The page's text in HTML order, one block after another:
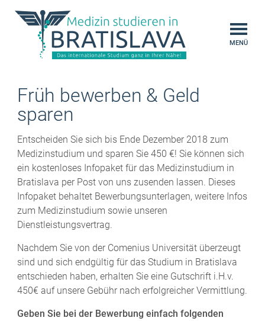
MENÜ
Früh bewerben & Geld
sparen
Entscheiden Sie sich bis Ende Dezember 2018 zum
Medizinstudium und sparen Sie 450 €! Sie können sich
ein kostenloses Infopaket für das Medizinstudium in
Bratislava per Post von uns zusenden lassen. Dieses
Infopaket behaltet Bewerbungsunterlagen, weitere Infos
zum Medizinstudium sowie unseren
Dienstleistungsvertrag.
Nachdem Sie von der Comenius Universität überzeugt
sind und sich endgültig für das Studium in Bratislava
entschieden haben, erhalten Sie eine Gutschrift i.H.v.
450€ auf unsere Gebühr nach erfolgreicher Vermittlung.
Geben Sie bei der Bewerbung einfach folgenden